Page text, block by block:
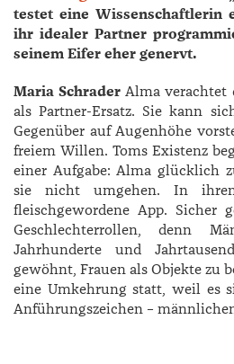
testet eine Wissenschaftlerin
ihr idealer Partner
seinem Eifer eher genervt.
Maria SchraderAlma verachtet
als Partner-Ersatz. Sie kann
Gegenüber auf Augenhöhe
freiem Willen. Toms Existenz
einer Aufgabe: ­Alma glücklich
sie nicht umgehen. In
fleischgewordene App. Sicher
Geschlechterrollen, denn
Jahrhunderte und
gewöhnt, Frauen als Objekte zu
eine Umkehrung statt, weil es
Anführungszeichen –